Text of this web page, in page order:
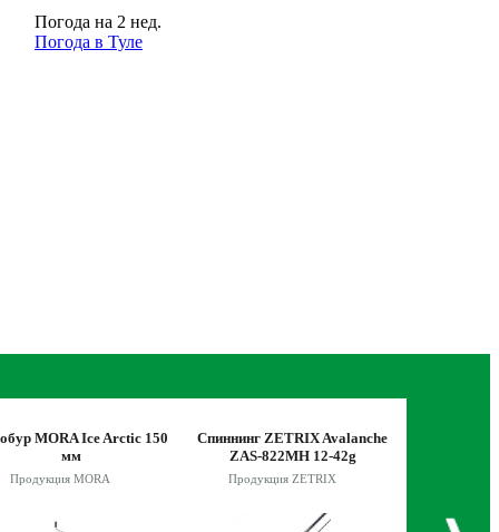
Погода на 2 нед.
Погода в Туле
MORA Ice Arctic 150
мм
Продукция MORA
Спиннинг ZETRIX Avalanche
ZAS-822MH 12-42g
Продукция ZETRIX